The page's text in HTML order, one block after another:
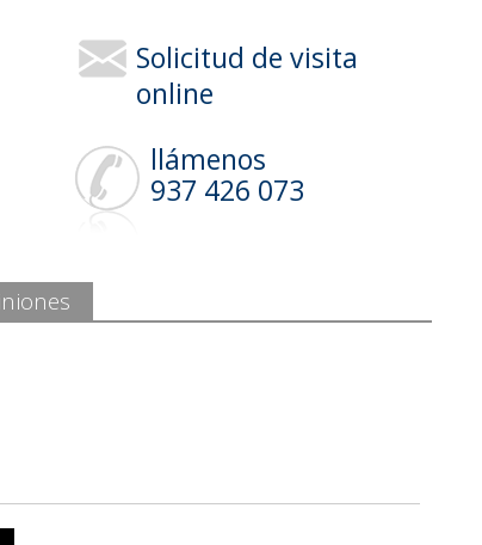
Solicitud de visita
online
llámenos
937 426 073